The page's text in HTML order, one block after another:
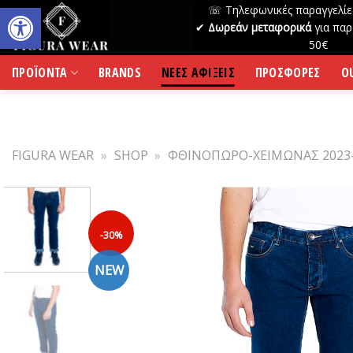
Skip
to
content
☏ Τηλεφωνικές
✔ Δωρεάν μεταφορικάγια
50€
ΠΡΟΪΟΝΤΑ BRANDS ΝΕΕΣ ΑΦΙΞΕΙΣ ΠΡΟΣΦΟΡΕΣ
FIGURA WEAR » SHOP » ΦΘΙΝΟΠΩΡΟ-ΧΕΙΜΩΝΑΣ
-30%
NEW